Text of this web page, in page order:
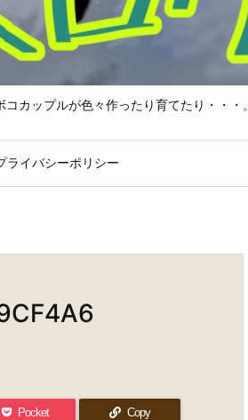
カップルが色々作ったり育てたり・・・。
ライバシーポリシー
Pocket Copy